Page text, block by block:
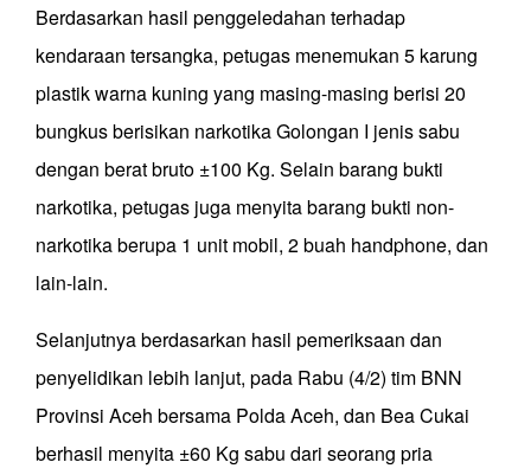
Berdasarkan hasil penggeledahan terhadap
kendaraan tersangka, petugas menemukan 5 karung
plastik warna kuning yang masing-masing berisi 20
bungkus berisikan narkotika Golongan I jenis sabu
dengan berat bruto ±100 Kg. Selain barang bukti
narkotika, petugas juga menyita barang bukti non-
narkotika berupa 1 unit mobil, 2 buah handphone, dan
lain-lain.
Selanjutnya berdasarkan hasil pemeriksaan dan
penyelidikan lebih lanjut, pada Rabu (4/2) tim BNN
Provinsi Aceh bersama Polda Aceh, dan Bea Cukai
berhasil menyita ±60 Kg sabu dari seorang pria